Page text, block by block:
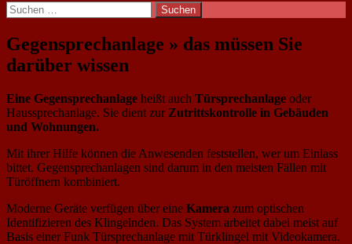
Suchen
nach:
Gegensprechanlage » das müssen Sie
darüber wissen
Eine Gegensprechanlage heißt auch Türsprechanlage oder
Haussprechanlage. Sie dient zur Zutrittskontrolle in Gebäuden
und Wohnungen.
Mit ihrer Hilfe können die Anwesenden feststellen, wer um Einlass
bittet. Gegensprechanlagen sind darum in den meisten Fällen mit
Türöffnern kombiniert.
Moderne Geräte verfügen über eine Kamera zum optischen
Identifizieren des Klingelnden. Das System arbeitet dabei meist auf
Basis einer Funk Türsprechanlage mit Türklingel mit Videokamera.